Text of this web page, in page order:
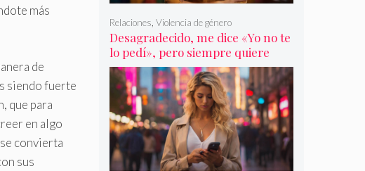
más
de
siendo fuerte
que para
en algo
convierta
sus
Desagradecido, me dice «Yo no te
lo pedí», pero siempre quiere
más
Relaciones, Violencia de género